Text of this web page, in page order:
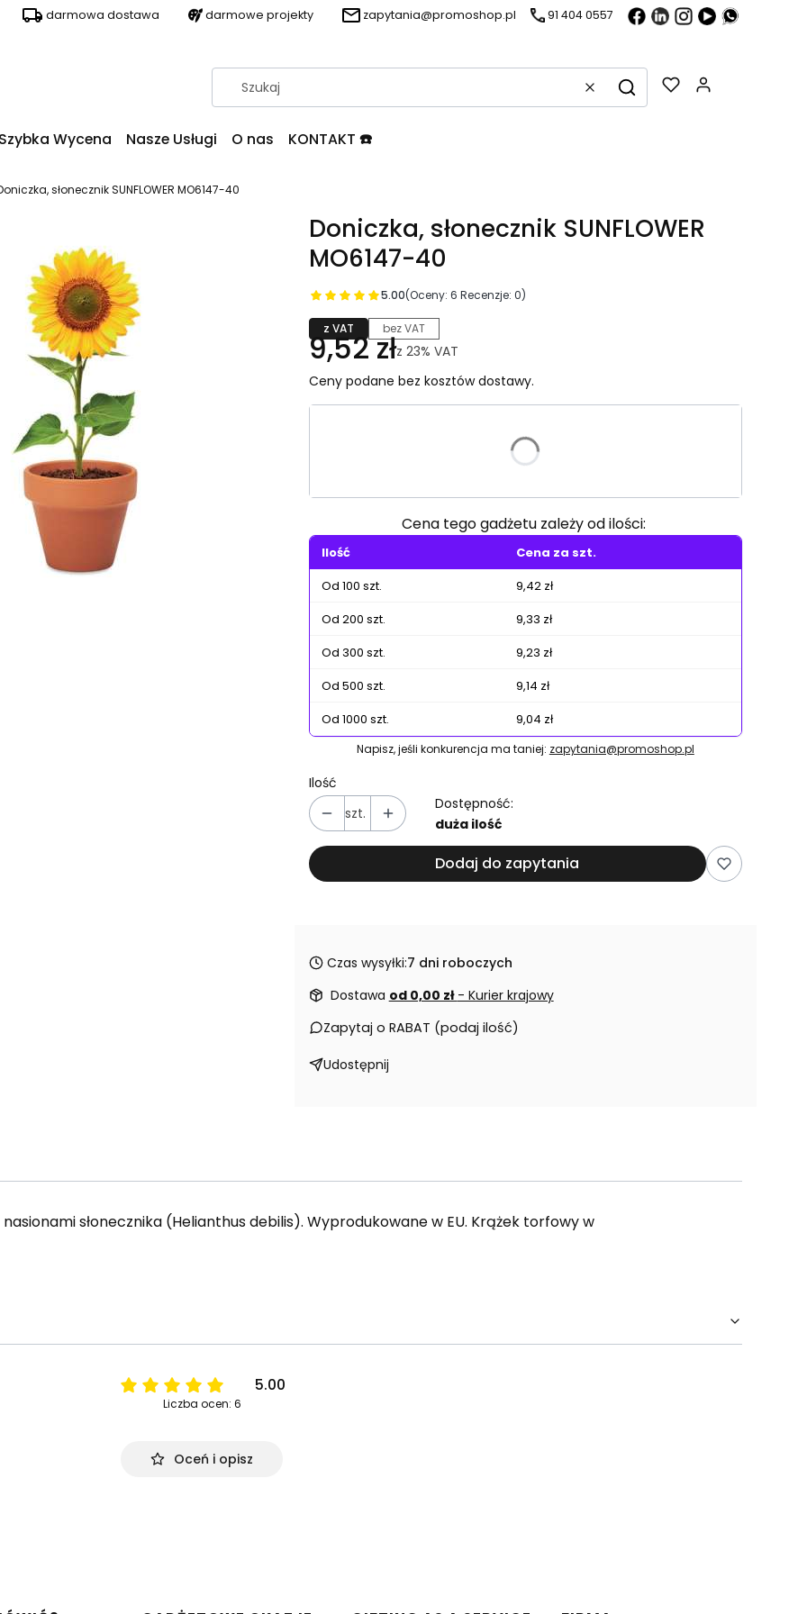
darmowa dostawa darmowe projekty zapytania@promoshop.pl 91 404 0557
WyczyśćSzukaj
Wycena Nasze Usługi O nas KONTAKT ☎️
słonecznik SUNFLOWER MO6147-40
Doniczka, słonecznik SUNFLOWER
MO6147-40
5.00(Oceny: 6 Recenzje: 0)
z VAT bez VAT
9,52 złz 23% VAT
Ceny podane bez kosztów dostawy.
Poszczególne warianty mogą różnić się ceną
Cena tego gadżetu zależy od ilości:
Ilość
Cena za szt.
Od 100 szt.
9,42 zł
Od 200 szt.
9,33 zł
Od 300 szt.
9,23 zł
Od 500 szt.
9,14 zł
Od 1000 szt.
9,04 zł
Napisz, jeśli konkurencja ma taniej: zapytania@promoshop.pl
Ilość
szt.
Dostępność:
duża ilość
Dodaj do zapytania
Czas wysyłki:7 dni roboczych
Dostawa od 0,00 zł - Kurier krajowy
Zapytaj o RABAT (podaj ilość)
Udostępnij
słonecznika (Helianthus debilis). Wyprodukowane w EU. Krążek torfowy w
5.00
Liczba ocen: 6
Oceń i opisz